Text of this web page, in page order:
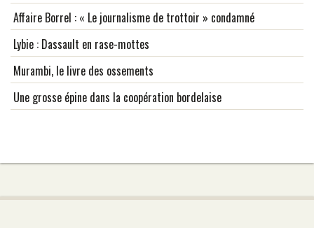
Affaire Borrel : « Le journalisme de trottoir » condamné
Lybie : Dassault en rase-mottes
Murambi, le livre des ossements
Une grosse épine dans la coopération bordelaise